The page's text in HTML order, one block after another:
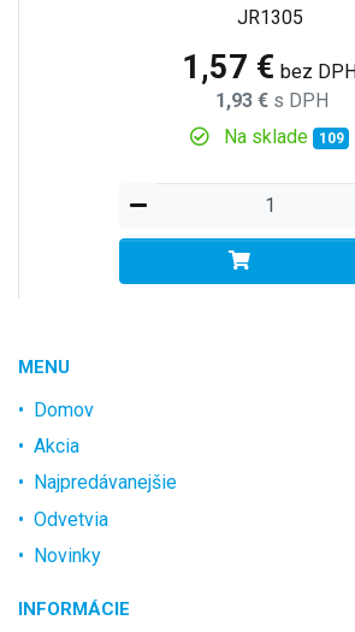
JR1305
1,57 € bez
1,93 € s DPH
Na sklade
109
MENU
Domov
Akcia
Najpredávanejšie
Odvetvia
Novinky
INFORMÁCIE